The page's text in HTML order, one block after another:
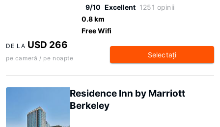
9/10 Excellent 1251 opinii
0.8 km
Free Wifi
DE LA USD 266
pe cameră / pe noapte Selectaţi
Residence Inn by Marriott
Berkeley